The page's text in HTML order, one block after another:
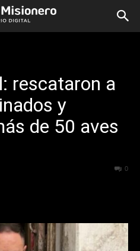
rescataron a
y
de 50 aves
0